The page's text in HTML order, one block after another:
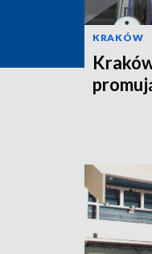
KRAKÓW